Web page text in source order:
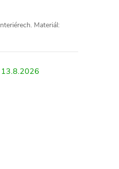
Materiál:
13.8.2026